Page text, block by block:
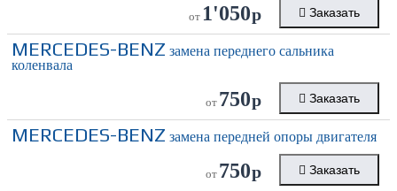
от 1'050р Заказать
MERCEDES-BENZ замена переднего сальника
коленвала
от 750р Заказать
MERCEDES-BENZ замена передней опоры двигателя
от 750р Заказать